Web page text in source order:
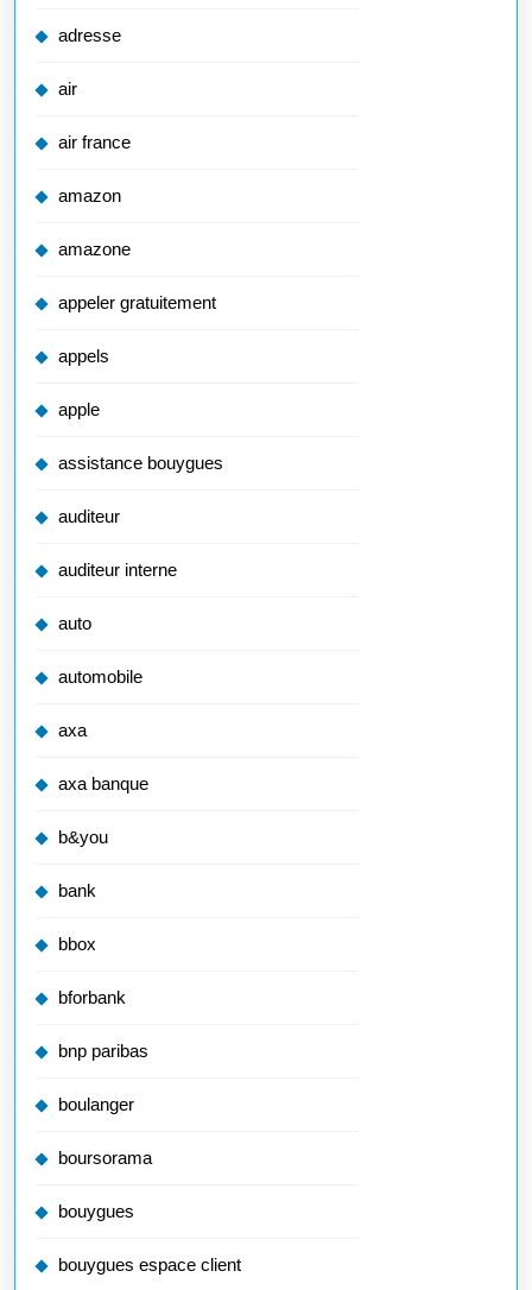
adresse
air
air france
amazon
amazone
appeler gratuitement
appels
apple
assistance bouygues
auditeur
auditeur interne
auto
automobile
axa
axa banque
b&you
bank
bbox
bforbank
bnp paribas
boulanger
boursorama
bouygues
bouygues espace client